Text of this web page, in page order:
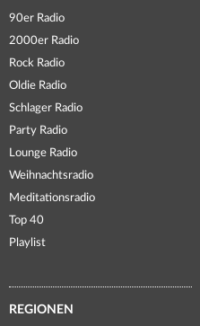
90er Radio
2000er Radio
Rock Radio
Oldie Radio
Schlager Radio
Party Radio
Lounge Radio
Weihnachtsradio
Meditationsradio
Top 40
Playlist
REGIONEN